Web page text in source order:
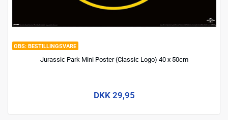
BESTILLINGSVARE
Jurassic Park Mini Poster (Classic Logo) 40 x 50cm
DKK 29,95